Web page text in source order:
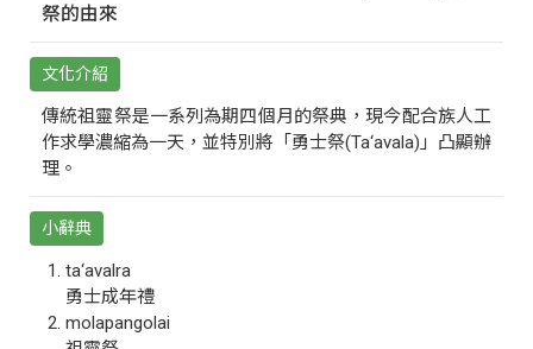
祭的由來
文化介紹
傳統祖靈祭是一系列為期四個月的祭典，現今配合族人工
作求學濃縮為一天，並特別將「勇士祭(Ta‘avala)」凸顯辦
理。
小辭典
ta‘avalra
勇士成年禮
molapangolai